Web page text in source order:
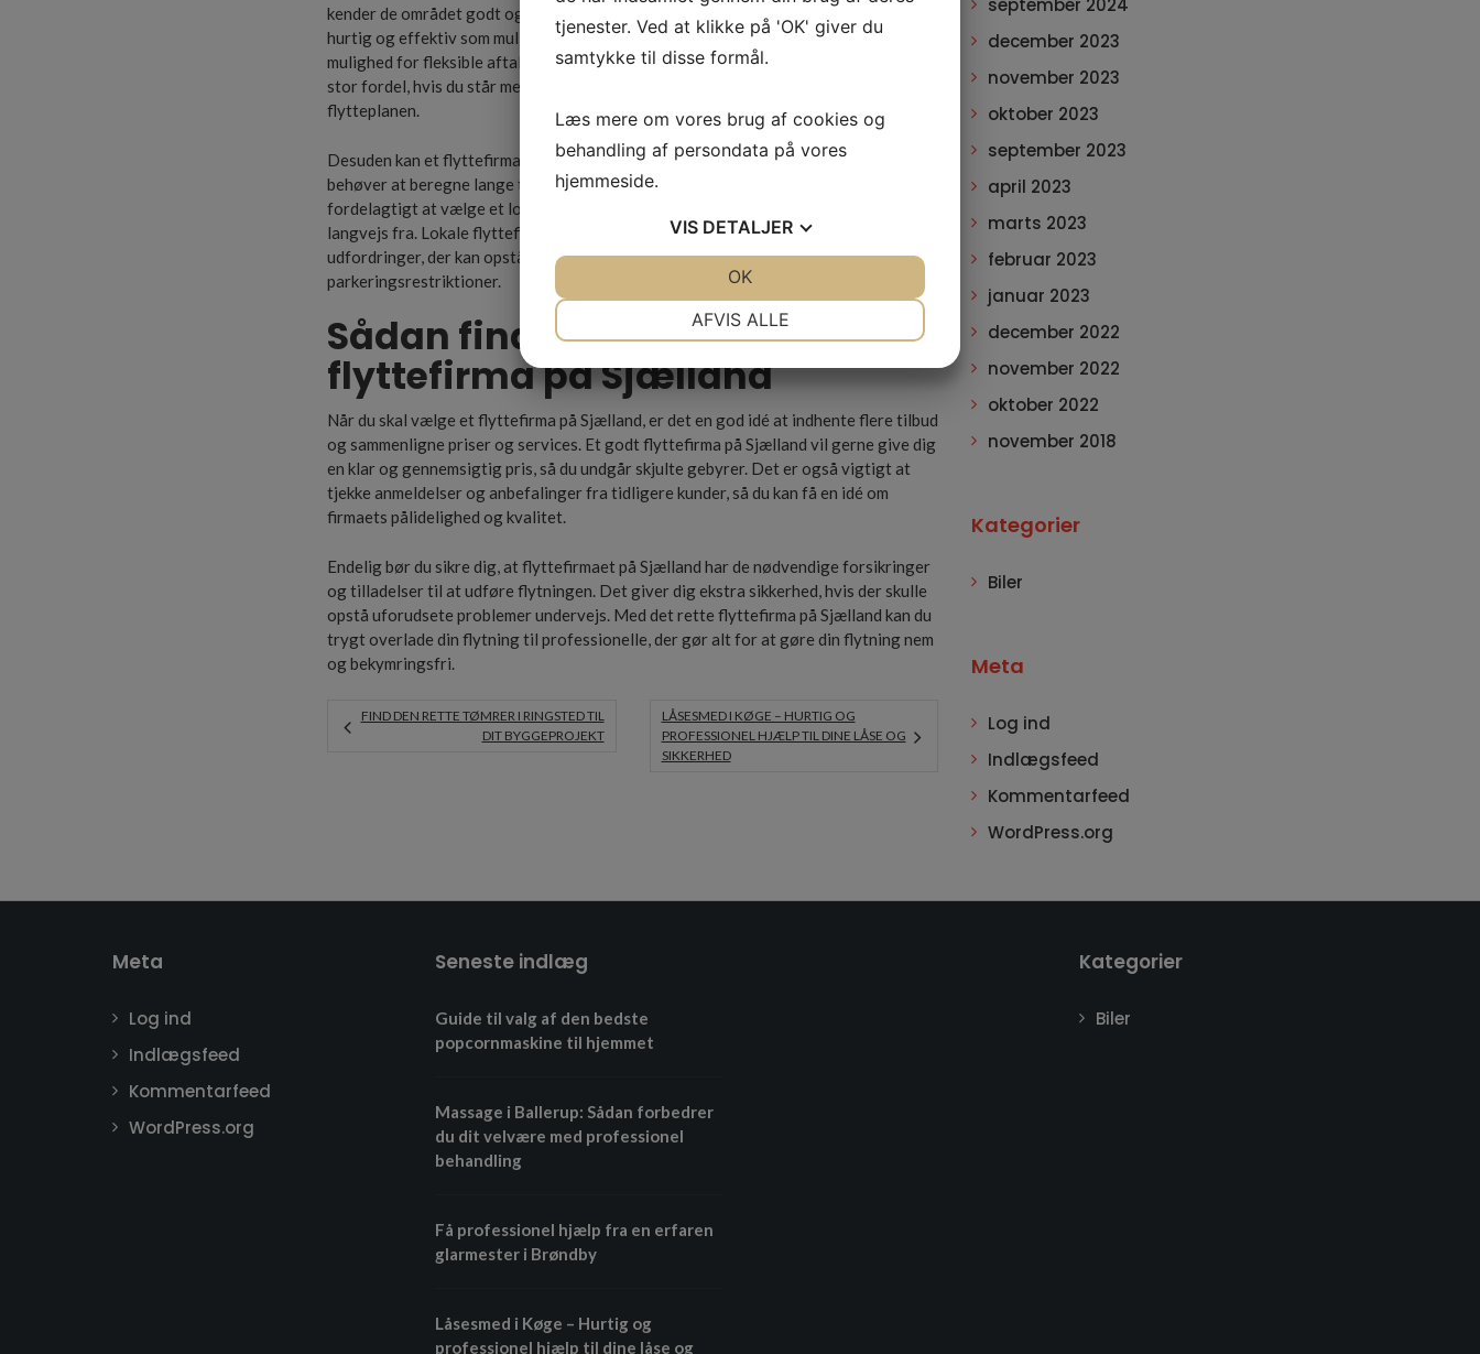
kender de området godt og kan planlægge ruten optimalt, så din flytning bliver så
hurtig og effektiv som muligt. Etflyttefirma på Sjællandhar også ofte bedre
mulighed for fleksible aftaler og hurtig respons, da de er tæt på dig. Det kan være en
stor fordel, hvis du står med en kort tidsfrist eller uforudsete ændringer i
flytteplanen.
Desuden kan et flyttefirma på Sjælland tilbyde konkurrencedygtige priser, da de ikke
behøver at beregne lange transporttider. Dette gør det ofte mere økonomisk
fordelagtigt at vælge et lokalt flyttefirma på Sjælland frem for et firma, der kommer
langvejs fra. Lokale flyttefirmaer har desuden ofte stor erfaring med de specifikke
udfordringer, der kan opstå i området, såsom smalle veje eller
parkeringsrestriktioner.
Sådan finder du det rette
flyttefirma på Sjælland
Når du skal vælge et flyttefirma på Sjælland, er det en god idé at indhente flere tilbud
og sammenligne priser og services. Et godt flyttefirma på Sjælland vil gerne give dig
en klar og gennemsigtig pris, så du undgår skjulte gebyrer. Det er også vigtigt at
tjekke anmeldelser og anbefalinger fra tidligere kunder, så du kan få en idé om
firmaets pålidelighed og kvalitet.
Endelig bør du sikre dig, at flyttefirmaet på Sjælland har de nødvendige forsikringer
og tilladelser til at udføre flytningen. Det giver dig ekstra sikkerhed, hvis der skulle
opstå uforudsete problemer undervejs. Med det rette flyttefirma på Sjælland kan du
trygt overlade din flytning til professionelle, der gør alt for at gøre din flytning nem
og bekymringsfri.
FIND DEN RETTE TØMRER I RINGSTED TIL
DIT BYGGEPROJEKT
LÅSESMED I KØGE – HURTIG OG
PROFESSIONEL HJÆLP TIL DINE LÅSE OG
SIKKERHED
september 2024
december 2023
november 2023
oktober 2023
september 2023
april 2023
marts 2023
februar 2023
januar 2023
december 2022
november 2022
oktober 2022
november 2018
Kategorier
Biler
Meta
Log ind
Indlægsfeed
Kommentarfeed
WordPress.org
Meta
Log ind
Indlægsfeed
Kommentarfeed
WordPress.org
Seneste indlæg
Guide til valg af den bedste
popcornmaskine til hjemmet
Massage i Ballerup: Sådan forbedrer
du dit velvære med professionel
behandling
Få professionel hjælp fra en erfaren
glarmester i Brøndby
Låsesmed i Køge – Hurtig og
professionel hjælp til dine låse og
Kategorier
Biler
tjenester. Ved at klikke på 'OK' giver du
samtykke til disse formål.
Læs mere om vores brug af cookies og
behandling af persondata på vores
hjemmeside.
VIS DETALJER
MARKETING
AFVIS ALLE
OK